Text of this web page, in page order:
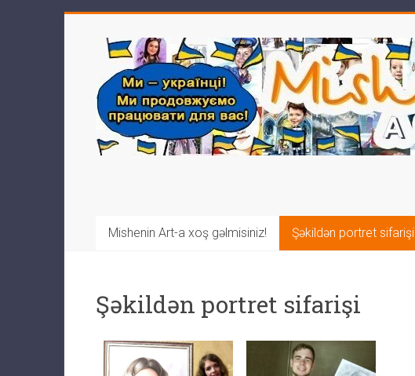
Mishenin Art-a xoş gəlmisiniz! Şəkildən portret sifarişi
Şəkildən portret sifarişi